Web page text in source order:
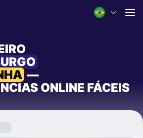
—
ONLINE FÁCEIS